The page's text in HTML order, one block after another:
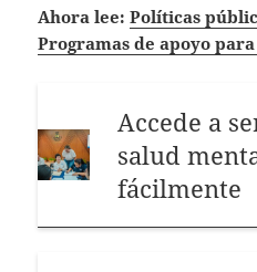
Ahora lee:Políticas
Programas de apoyo
Accede a
salud
fácilmente